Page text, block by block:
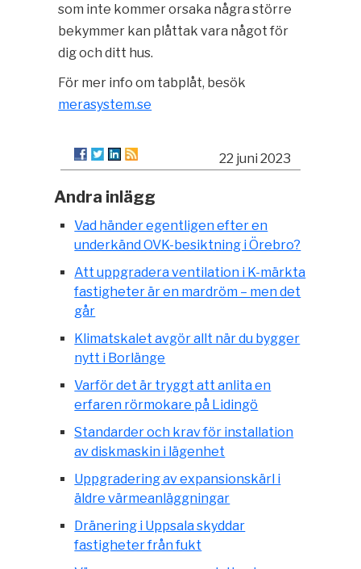
som inte kommer orsaka några större
bekymmer kan plåttak vara något för
dig och ditt hus.
För mer info om tabplåt, besök
merasystem.se
22 juni 2023
Andra inlägg
Vad händer egentligen efter en
underkänd OVK-besiktning i Örebro?
Att uppgradera ventilation i K-märkta
fastigheter är en mardröm – men det
går
Klimatskalet avgör allt när du bygger
nytt i Borlänge
Varför det är tryggt att anlita en
erfaren rörmokare på Lidingö
Standarder och krav för installation
av diskmaskin i lägenhet
Uppgradering av expansionskärl i
äldre värmeanläggningar
Dränering i Uppsala skyddar
fastigheter från fukt